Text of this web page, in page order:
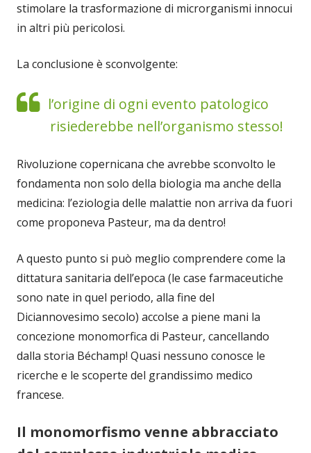
stimolare la trasformazione di microrganismi innocui
in altri più pericolosi.
La conclusione è sconvolgente:
l’origine di ogni evento patologico
risiederebbe nell’organismo stesso!
Rivoluzione copernicana che avrebbe sconvolto le
fondamenta non solo della biologia ma anche della
medicina: l’eziologia delle malattie non arriva da fuori
come proponeva Pasteur, ma da dentro!
A questo punto si può meglio comprendere come la
dittatura sanitaria dell’epoca (le case farmaceutiche
sono nate in quel periodo, alla fine del
Diciannovesimo secolo) accolse a piene mani la
concezione monomorfica di Pasteur, cancellando
dalla storia Béchamp! Quasi nessuno conosce le
ricerche e le scoperte del grandissimo medico
francese.
Il monomorfismo venne abbracciato